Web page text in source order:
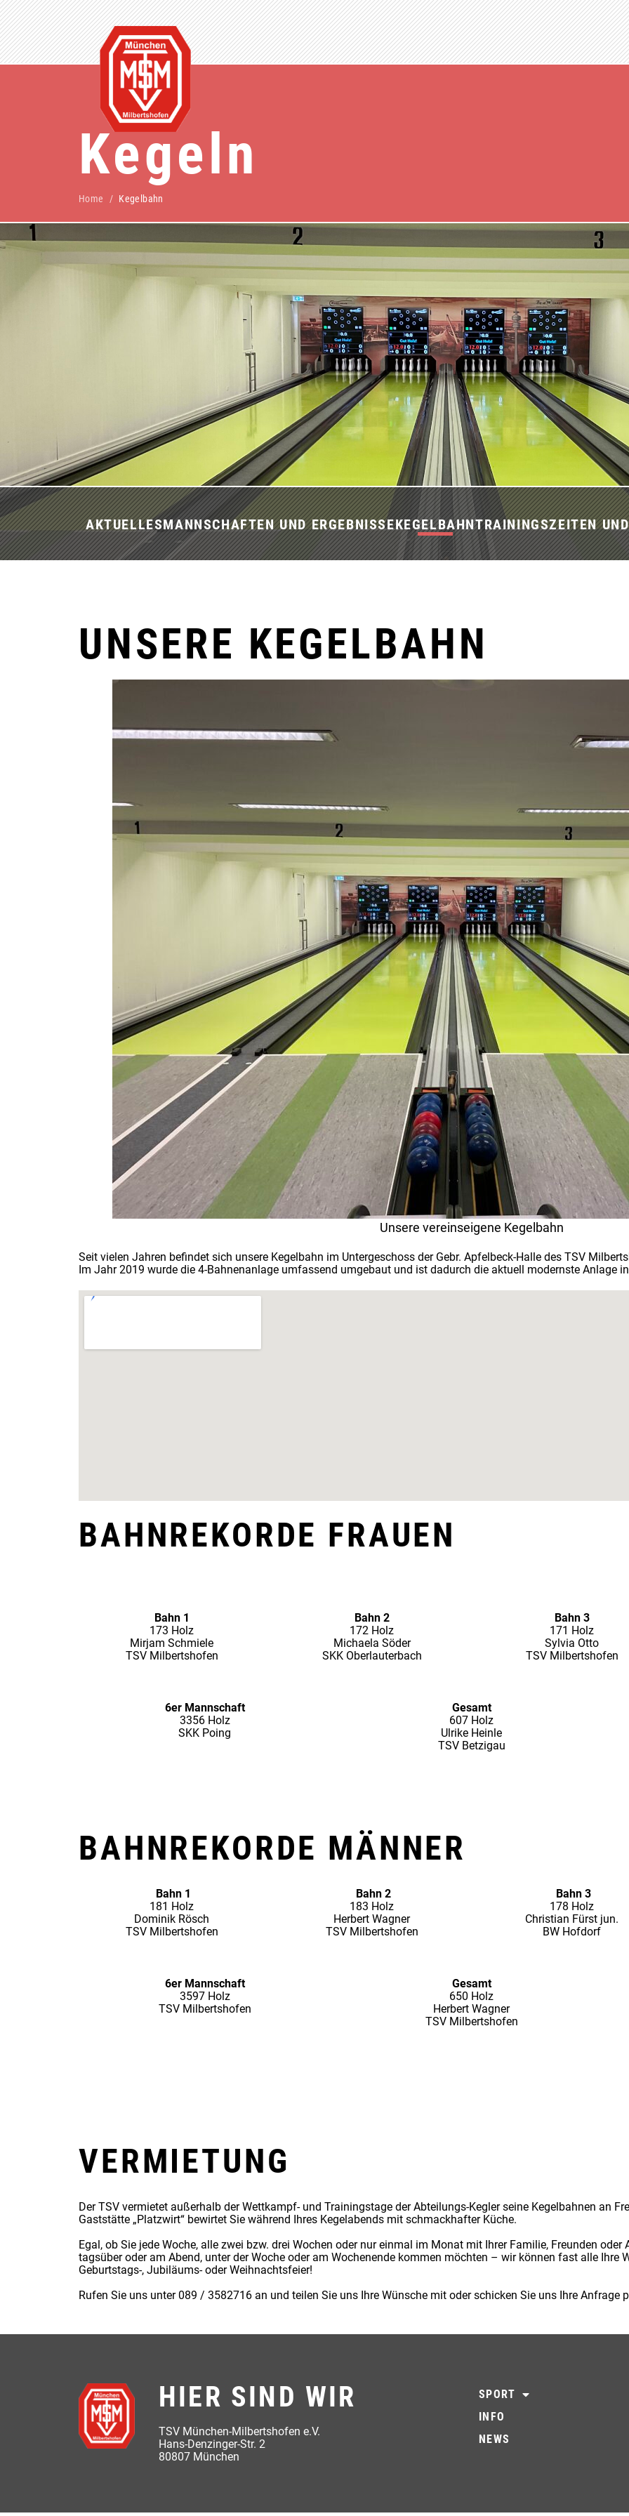
Kegeln
Home Kegelbahn
AKTUELLESMANNSCHAFTEN UND ERGEBNISSEKEGELBAHNTRAININGSZEITEN
UNSERE KEGELBAHN
Unsere vereinseigene Kegelbahn
Seit vielen Jahren befindet sich unsere Kegelbahn im Untergeschoss der Gebr. Apfelbeck-Halle des TSV
Im Jahr 2019 wurde die 4-Bahnenanlage umfassend umgebaut und ist dadurch die aktuell modernste Anlage
BAHNREKORDE FRAUEN
Bahn 1
173 Holz
Mirjam Schmiele
TSV Milbertshofen
Bahn 2
172 Holz
Michaela Söder
SKK Oberlauterbach
Bahn 3
171 Holz
Sylvia Otto
TSV Milbertshofen
6er Mannschaft
3356 Holz
SKK Poing
Gesamt
607 Holz
Ulrike Heinle
TSV Betzigau
BAHNREKORDE MÄNNER
Bahn 1
181 Holz
Dominik Rösch
TSV Milbertshofen
Bahn 2
183 Holz
Herbert Wagner
TSV Milbertshofen
Bahn 3
178 Holz
Christian Fürst jun.
BW Hofdorf
6er Mannschaft
3597 Holz
TSV Milbertshofen
Gesamt
650 Holz
Herbert Wagner
TSV Milbertshofen
VERMIETUNG
Der TSV vermietet außerhalb der Wettkampf- und Trainingstage der Abteilungs-Kegler seine Kegelbahnen an
Gaststätte „Platzwirt“ bewirtet Sie während Ihres Kegelabends mit schmackhafter Küche.
Egal, ob Sie jede Woche, alle zwei bzw. drei Wochen oder nur einmal im Monat mit Ihrer Familie, Freunden
tagsüber oder am Abend, unter der Woche oder am Wochenende kommen möchten – wir können fast alle Ihre
Geburtstags-, Jubiläums- oder Weihnachtsfeier!
Rufen Sie uns unter 089 / 3582716 an und teilen Sie uns Ihre Wünsche mit oder schicken Sie uns Ihre Anfrage
HIER SIND WIR
TSV München-Milbertshofen e.V.
Hans-Denzinger-Str. 2
80807 München
SPORT
INFO
NEWS